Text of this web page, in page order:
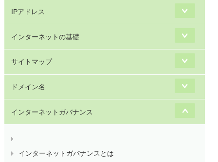
IPアドレス
インターネットの基礎
サイトマップ
ドメイン名
インターネットガバナンス
インターネットガバナンスとは